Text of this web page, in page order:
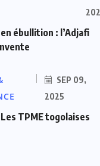
ébullition : l’Adjafi
SEP 09,
2025
TPME togolaises